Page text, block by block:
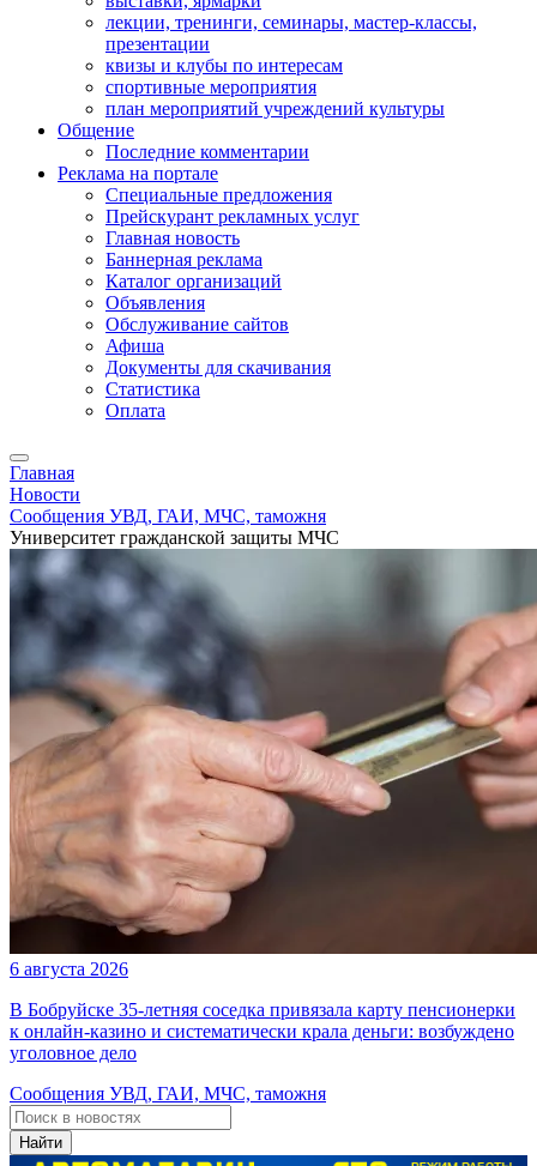
лекции, тренинги, семинары, мастер-классы,
презентации
квизы и клубы по интересам
спортивные мероприятия
план мероприятий учреждений культуры
Общение
Последние комментарии
Реклама на портале
Специальные предложения
Прейскурант рекламных услуг
Главная новость
Баннерная реклама
Каталог организаций
Объявления
Обслуживание сайтов
Афиша
Документы для скачивания
Статистика
Оплата
Главная
Новости
Сообщения УВД, ГАИ, МЧС, таможня
Университет гражданской защиты МЧС
6 августа 2026
В Бобруйске 35-летняя соседка привязала карту пенсионерки
к онлайн-казино и систематически крала деньги: возбуждено
уголовное дело
Сообщения УВД, ГАИ, МЧС, таможня
Найти